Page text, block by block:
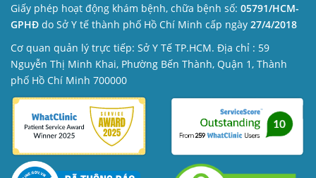
Giấy phép hoạt động khám bệnh, chữa bệnh số: 05791/HCM-
GPHĐ do Sở Y tế thành phố Hồ Chí Minh cấp ngày 27/4/2018
Cơ quan quản lý trực tiếp: Sở Y Tế TP.HCM. Địa chỉ : 59
Nguyễn Thị Minh Khai, Phường Bến Thành, Quận 1, Thành
phố Hồ Chí Minh 700000